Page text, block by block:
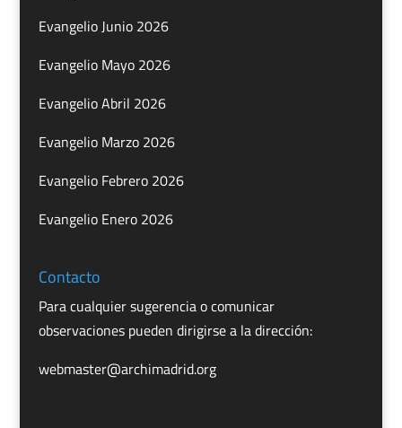
Evangelio Junio 2026
Evangelio Mayo 2026
Evangelio Abril 2026
Evangelio Marzo 2026
Evangelio Febrero 2026
Evangelio Enero 2026
Contacto
Para cualquier sugerencia o comunicar
observaciones pueden dirigirse a la dirección:
webmaster@archimadrid.org